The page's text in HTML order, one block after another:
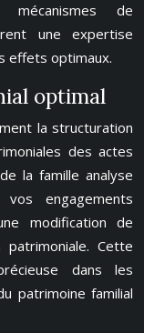
mécanismes de
une expertise
effets optimaux.
optimal
la structuration
des actes
la famille analyse
engagements
modification de
Cette
dans les
patrimoine familial